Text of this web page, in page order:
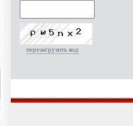
перезагрузить код